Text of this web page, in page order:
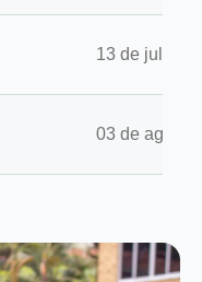
13 de julio
03 de agosto